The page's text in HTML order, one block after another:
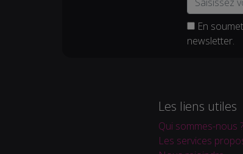
En
newsletter.
Les liens utiles
Qui sommes-nous ?
Les services